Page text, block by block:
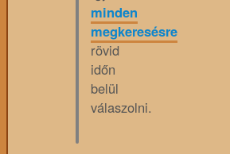
minden
megkeresésre
rövid
időn
belül
válaszolni.